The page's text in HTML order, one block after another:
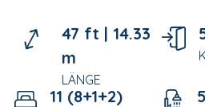
47 ft | 14.33
m
LÄNGE
11 (8+1+2)